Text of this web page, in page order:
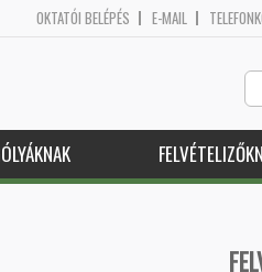
OKTATÓI BELÉPÉS E-MAIL